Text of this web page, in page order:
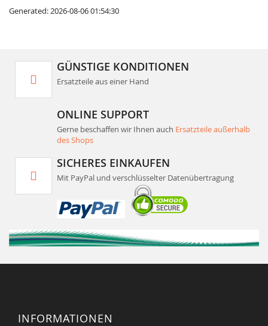
Generated: 2026-08-06 01:54:30
GÜNSTIGE KONDITIONEN
Ersatzteile aus einer Hand
ONLINE SUPPORT
Gerne beschaffen wir Ihnen auch Ersatzteile außerhalb
des Shops
SICHERES EINKAUFEN
Mit PayPal und verschlüsselter Datenübertragung
INFORMATIONEN